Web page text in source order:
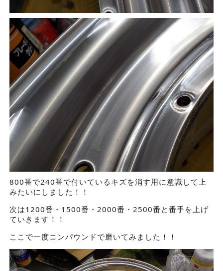
800番で240番で付いているキズを消す用に意識して上
みたいにしました！！
次は1200番・1500番・2000番・2500番と番手を上げ
ていきます！！
ここで一度コンパウンドで磨いてみました！！